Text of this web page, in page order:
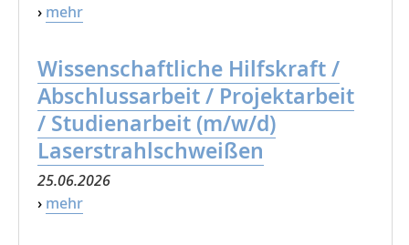
› mehr
Wissenschaftliche Hilfskraft /
Abschlussarbeit / Projektarbeit
/ Studienarbeit (m/w/d)
Laserstrahlschweißen
25.06.2026
› mehr